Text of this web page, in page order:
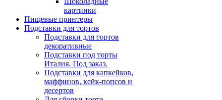
картинки
Пищевые принтеры
Подставки для тортов
Подставки для тортов
декоративные
Подставки под торты
Италия. Под заказ.
Подставки для капкейков,
маффинов, кейк-попсов и
десертов